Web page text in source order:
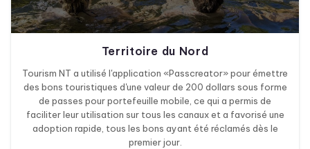
Territoire du Nord
Tourism NT a utilisé l'application «Passcreator» pour émettre
des bons touristiques d'une valeur de 200 dollars sous forme
de passes pour portefeuille mobile, ce qui a permis de
faciliter leur utilisation sur tous les canaux et a favorisé une
adoption rapide, tous les bons ayant été réclamés dès le
premier jour.